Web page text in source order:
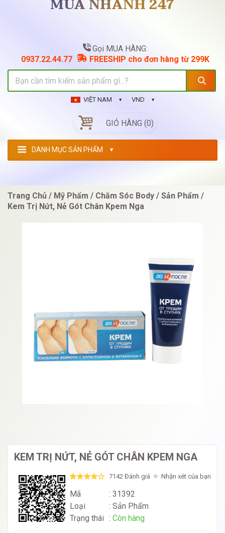
MUA NHANH 247
Gọi MUA HÀNG:
0937.22.44.77
FREESHIP cho đơn hàng từ 299K
VIỆT NAM VND
GIỎ HÀNG (0)
DANH MỤC SẢN PHẨM
Trang Chủ Mỹ Phẩm Chăm Sóc Body
Sản Phẩm
Kem Trị Nứt, Nẻ Gót Chân Kpem Nga
KEM TRỊ NỨT, NẺ GÓT CHÂN KPEM NGA
7142 Đánh giá Nhận xét của bạn
Mã
: 31392
Loại
: Sản Phẩm
Trạng thái : Còn hàng